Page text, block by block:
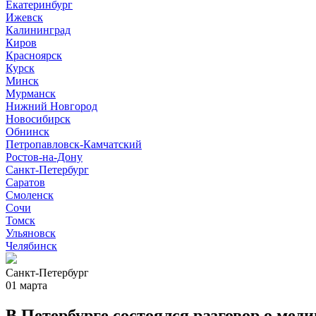
Екатеринбург
Ижевск
Калининград
Киров
Красноярск
Курск
Минск
Мурманск
Нижний Новгород
Новосибирск
Обнинск
Петропавловск-Камчатский
Ростов-на-Дону
Санкт-Петербург
Саратов
Смоленск
Сочи
Томск
Ульяновск
Челябинск
Санкт-Петербург
01 марта